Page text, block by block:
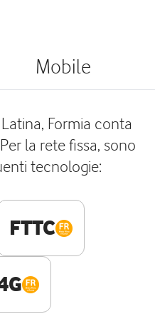
Mobile
Formia conta
la rete fissa, sono
tecnologie:
FTTC